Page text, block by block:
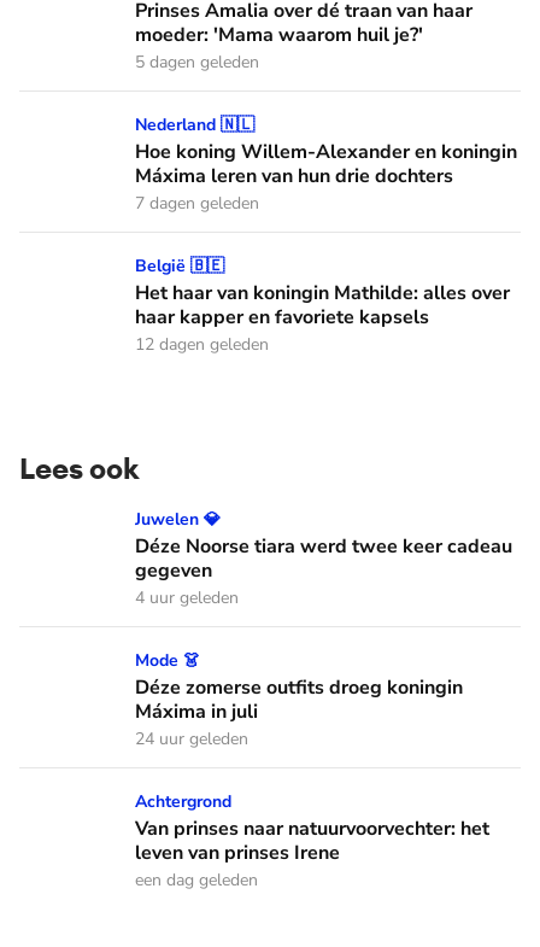
Prinses Amalia over dé traan van haar
moeder: 'Mama waarom huil je?'
5 dagen geleden
Hoe koning Willem-Alexander en koningin Máxima leren
Nederland 🇳🇱
Hoe koning Willem-Alexander en koningin
Máxima leren van hun drie dochters
7 dagen geleden
Het haar van koningin Mathilde: alles over haar kapper en
België 🇧🇪
Het haar van koningin Mathilde: alles over
haar kapper en favoriete kapsels
12 dagen geleden
Lees ook
Déze Noorse tiara werd twee keer cadeau gegeven
Juwelen 💎
Déze Noorse tiara werd twee keer cadeau
gegeven
4 uur geleden
Déze zomerse outfits droeg koningin Máxima in juli
Mode 👗
Déze zomerse outfits droeg koningin
Máxima in juli
24 uur geleden
Van prinses naar natuurvoorvechter: het leven van prinses
Achtergrond
Van prinses naar natuurvoorvechter: het
leven van prinses Irene
een dag geleden